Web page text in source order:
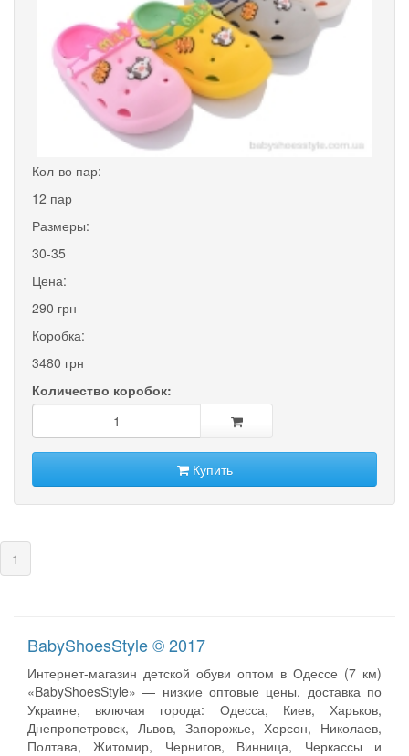
Кол-во пар:
12 пар
Размеры:
30-35
Цена:
290 грн
Коробка:
3480 грн
Количество коробок:
Купить
1
BabyShoesStyle © 2017
Интернет-магазин детской обуви оптом в Одессе (7 км)
«BabyShoesStyle» — низкие оптовые цены, доставка по
Украине, включая города: Одесса, Киев, Харьков,
Днепропетровск, Львов, Запорожье, Херсон, Николаев,
Полтава, Житомир, Чернигов, Винница, Черкассы и